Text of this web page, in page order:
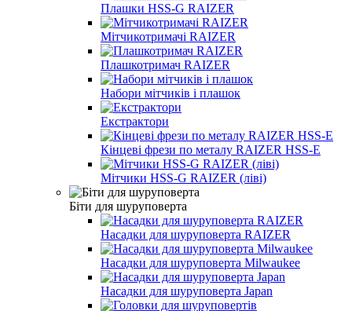
Плашки HSS-G RAIZER
Мітчикотримачі RAIZER
Плашкотримач RAIZER
Набори мітчиків і плашок
Екстрактори
Кінцеві фрези по металу RAIZER HSS-E
Мітчики HSS-G RAIZER (ліві)
Біти для шуруповерта
Насадки для шуруповерта RAIZER
Насадки для шуруповерта Milwaukee
Насадки для шуруповерта Japan